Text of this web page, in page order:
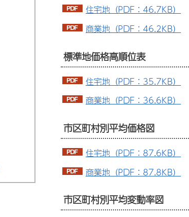
住宅地（PDF：46.7KB）
商業地（PDF：46.2KB）
標準地価格高順位表
住宅地（PDF：35.7KB）
商業地（PDF：36.6KB）
市区町村別平均価格図
住宅地（PDF：87.6KB）
商業地（PDF：87.8KB）
市区町村別平均変動率図